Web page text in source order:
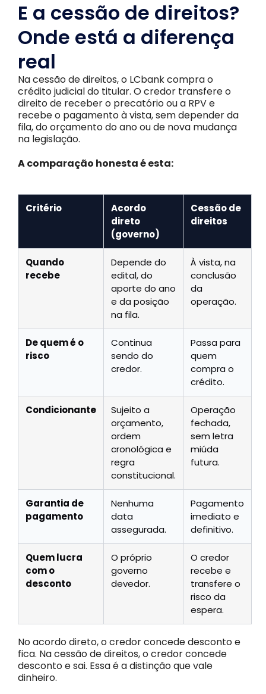
E a cessão de direitos?
Onde está a diferença
real
Na cessão de direitos, o LCbank compra o
crédito judicial do titular. O credor transfere o
direito de receber o precatório ou a RPV e
recebe o pagamento à vista, sem depender da
fila, do orçamento do ano ou de nova mudança
na legislação.
A comparação honesta é esta:
Critério
Acordo
direto
(governo)
Cessão de
direitos
Quando
recebe
Depende do
edital, do
aporte do ano
e da posição
na fila.
À vista, na
conclusão
da
operação.
De quem é o
risco
Continua
sendo do
credor.
Passa para
quem
compra o
crédito.
Condicionante
Sujeito a
orçamento,
ordem
cronológica e
regra
constitucional.
Operação
fechada,
sem letra
miúda
futura.
Garantia de
pagamento
Nenhuma
data
assegurada.
Pagamento
imediato e
definitivo.
Quem lucra
com o
desconto
O próprio
governo
devedor.
O credor
recebe e
transfere o
risco da
espera.
No acordo direto, o credor concede desconto e
fica. Na cessão de direitos, o credor concede
desconto e sai. Essa é a distinção que vale
dinheiro.